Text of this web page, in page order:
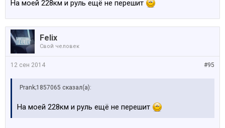
На моей 228км и руль ещё не перешит
Felix
Свой человек
#95
12 сен 2014
Prank;1857065 сказал(а):
На моей 228км и руль ещё не перешит